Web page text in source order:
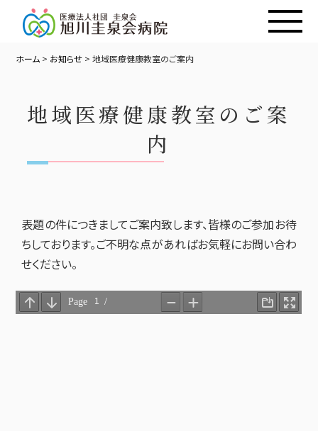
ホーム > お知らせ >地域医療健康教室のご案内
地域医療健康教室のご案
内
表題の件につきましてご案内致します、皆様のご参加お待
ちしております。ご不明な点があればお気軽にお問い合わ
せください。